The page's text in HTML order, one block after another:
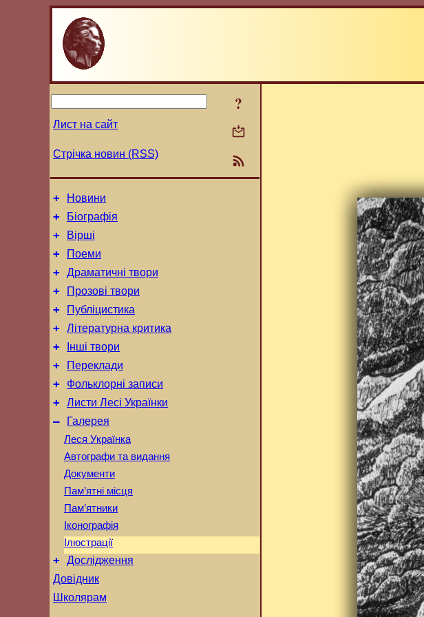
?
Лист на сайт
Стрічка новин (RSS)
+ Новини
+ Біографія
+ Вірші
+ Поеми
+ Драматичні твори
+ Прозові твори
+ Публіцистика
+ Літературна критика
+ Інші твори
+ Переклади
+ Фольклорні записи
+ Листи Лесі Українки
– Галерея
Леся Українка
Автографи та видання
Документи
Пам’ятні місця
Пам’ятники
Іконографія
Ілюстрації
+ Дослідження
Довідник
Школярам